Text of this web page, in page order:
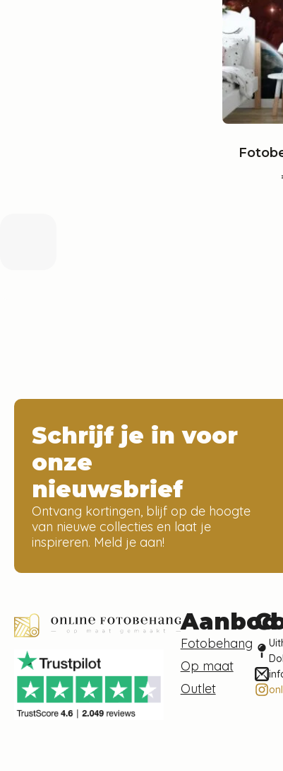
Schrijf je in voor
onze
nieuwsbrief
Ontvang kortingen, blijf op de hoogte
van nieuwe collecties en laat je
inspireren. Meld je aan!
Aanbod
Fotobehang
Op maat
Outlet